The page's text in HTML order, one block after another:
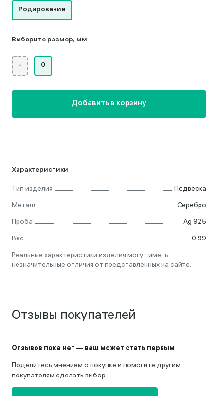
Характеристики
Тип изделия
Подвеска
Металл
Серебро
Проба
Ag 925
Вес
0.99
Реальные характеристики изделия могут иметь
незначительные отличия от представленных на сайте.
Родирование
Выберите размер, мм
- 0
Добавить в корзину
Отзывы покупателей
Отзывов пока нет — ваш может стать первым
Поделитесь мнением о покупке и помогите другим
покупателям сделать выбор